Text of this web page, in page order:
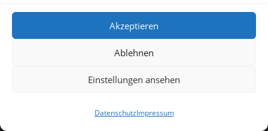
Akzeptieren
Ablehnen
Einstellungen ansehen
DatenschutzImpressum
Vorname*
* = required field